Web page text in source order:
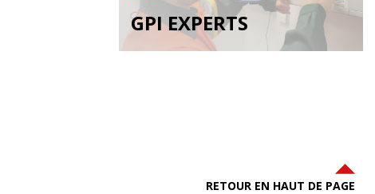
GPI EXPERTS
RETOUR EN HAUT DE PAGE